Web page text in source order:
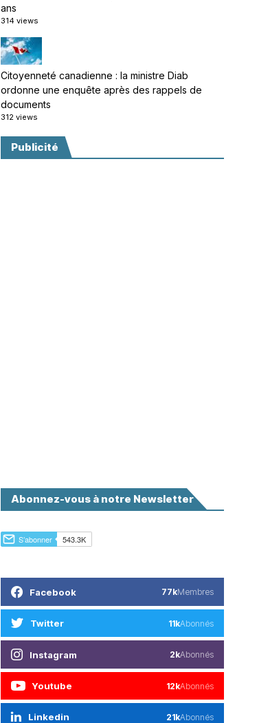
ans
314 views
Citoyenneté canadienne : la ministre Diab
ordonne une enquête après des rappels de
documents
312 views
Publicité
Abonnez-vous à notre Newsletter
Facebook 77kMembres
Twitter 11kAbonnés
Instagram 2kAbonnés
Youtube 12kAbonnés
Linkedin 21kAbonnés